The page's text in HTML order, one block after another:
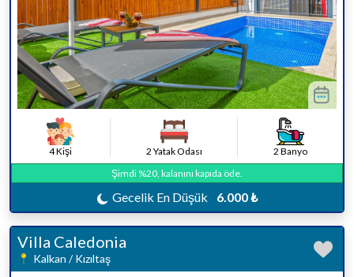
4 Kişi 2 Yatak Odası
2 Banyo
Şimdi %20, kalanını kapıda öde.
Gecelik En Düşük 6.000 ₺
Villa Caledonia
Kalkan / Kızıltaş